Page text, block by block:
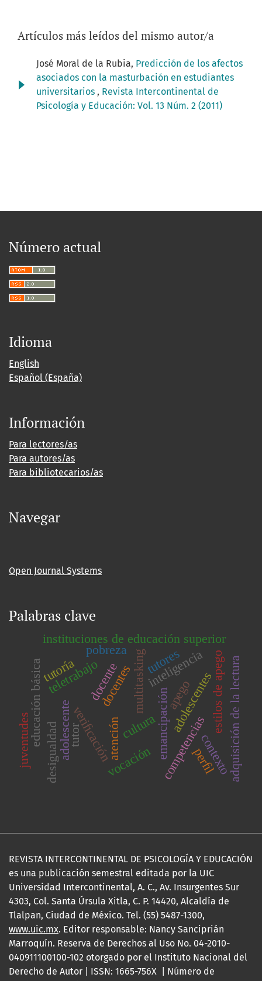
Artículos más leídos del mismo autor/a
José Moral de la Rubia, Predicción de los afectos
asociados con la masturbación en estudiantes
universitarios , Revista Intercontinental de
Psicología y Educación: Vol. 13 Núm. 2 (2011)
Número actual
Idioma
English
Español (España)
Información
Para lectores/as
Para autores/as
Para bibliotecarios/as
Navegar
Open Journal Systems
Palabras clave
multitasking
atención emancipación
veriﬁcación
inteligencia
competencias
tutores
docentes
teletrabajo
instituciones de educación superior
apego
cultura estilos de apegoadquisición de la lectura
educación básica docente
vocación
adolescentetutor
tutoría adolescentes
contexto
perﬁl
desigualdad
juventudes
pobreza
REVISTA INTERCONTINENTAL DE PSICOLOGÍA Y EDUCACIÓN
es una publicación semestral editada por la UIC
Universidad Intercontinental, A. C., Av. Insurgentes Sur
4303, Col. Santa Úrsula Xitla, C. P. 14420, Alcaldía de
Tlalpan, Ciudad de México. Tel. (55) 5487-1300,
www.uic.mx. Editor responsable: Nancy Sanciprián
Marroquín. Reserva de Derechos al Uso No. 04-2010-
040911100100-102 otorgado por el Instituto Nacional del
Derecho de Autor | ISSN: 1665-756X | Número de